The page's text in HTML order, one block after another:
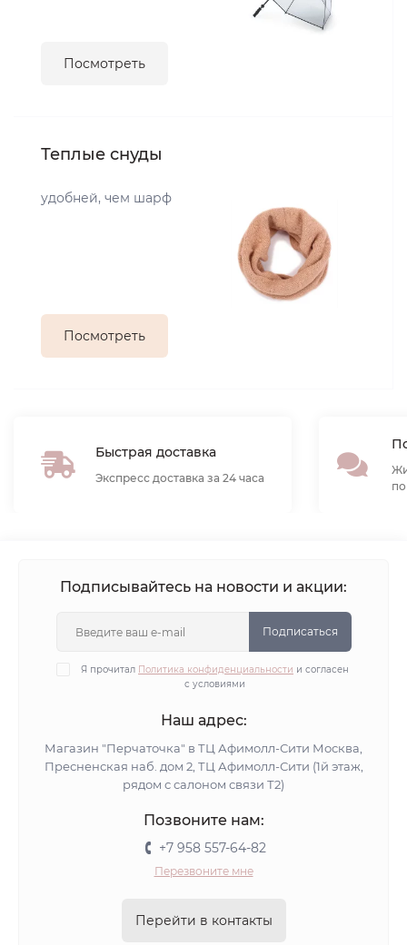
Посмотреть
Теплые снуды
удобней, чем шарф
Посмотреть
Быстрая доставка
Экспресс доставка за 24 часа
Подписывайтесь на новости и акции:
Подписаться
Я прочитал Политика конфиденциальности и согласен
с условиями
Наш адрес:
Магазин "Перчаточка" в ТЦ Афимолл-Сити Москва,
Пресненская наб. дом 2, ТЦ Афимолл-Сити (1й этаж,
рядом с салоном связи Т2)
Позвоните нам:
+7 958 557-64-82
Перезвоните мне
Перейти в контакты